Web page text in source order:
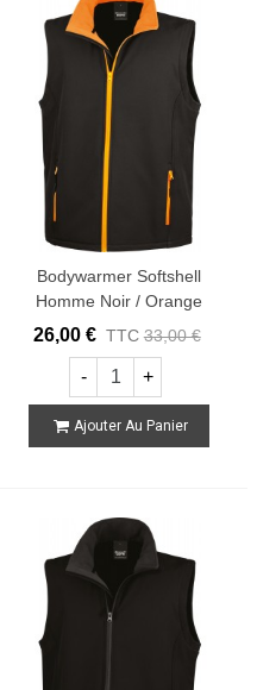
Bodywarmer Softshell
Homme Noir / Orange
26,00 € TTC 33,00 €
- +
Ajouter Au Panier